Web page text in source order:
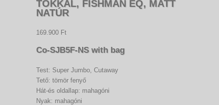
TOKKAL, FISHMAN EQ, MATT
NATÚR
169.900 Ft
Co-SJB5F-NS with bag
Test: Super Jumbo, Cutaway
Tető: tömör fenyő
Hát-és oldallap: mahagóni
Nyak: mahagóni